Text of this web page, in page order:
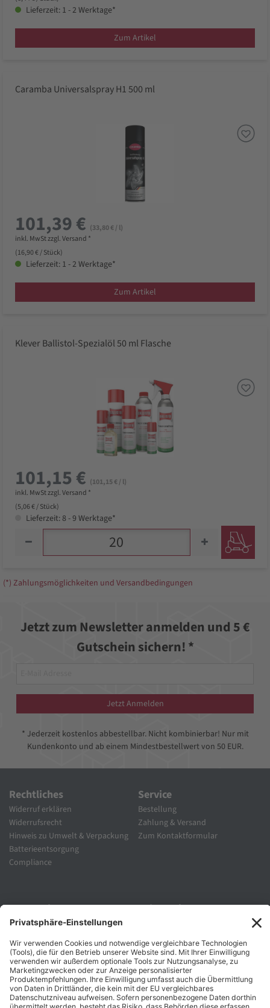
Lieferzeit: 1 - 2 Werktage*
Zum Artikel
Caramba Universalspray H1 500 ml
101,39 € (33,80 € / l)
inkl. MwSt zzgl. Versand *
(16,90 € / Stück)
Lieferzeit: 1 - 2 Werktage*
Zum Artikel
Klever Ballistol-Spezialöl 50 ml Flasche
101,15 € (101,15 € / l)
inkl. MwSt zzgl. Versand *
(5,06 € / Stück)
Lieferzeit: 8 - 9 Werktage*
(*) Zahlungsmöglichkeiten und Versandbedingungen
Jetzt zum Newsletter anmelden und 5 €
Gutschein sichern! *
Jetzt Anmelden
* Jederzeit kostenlos abbestellbar. Nicht kombinierbar! Nur mit
Kundenkonto und ab einem Mindestbestellwert von 50 EUR.
Rechtliches
Widerruf erklären
Widerrufsrecht
Hinweis zu Umwelt & Verpackung
Batterieentsorgung
Compliance
Service
Bestellung
Zahlung & Versand
Zum Kontaktformular
Unternehmen
Karriere
Folgen Sie Uns
Zahlungsarten